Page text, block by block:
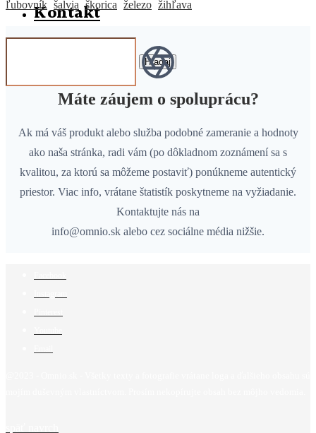
Kontakt
Hľadaj
ľubovník šalvia škorica železo žihľava
Máte záujem o spoluprácu?
Ak má váš produkt alebo služba podobné zameranie a hodnoty
ako naša stránka, radi vám (po dôkladnom zoznámení sa s
kvalitou, za ktorú sa môžeme postaviť) ponúkneme autentický
priestor. Viac info, vrátane štatistík poskytneme na vyžiadanie.
Kontaktujte nás na
info@omnio.sk alebo cez sociálne média nižšie.